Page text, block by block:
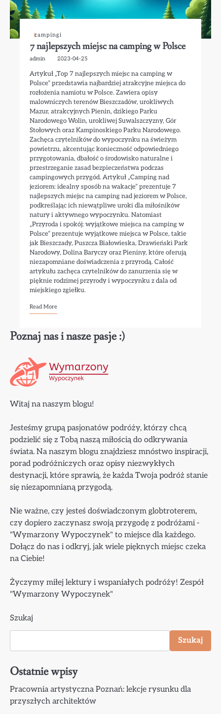
campingi
7 najlepszych miejsc na camping w Polsce
admin 2023-04-25
Artykuł „Top 7 najlepszych miejsc na camping w
Polsce” przedstawia najbardziej atrakcyjne miejsca do
rozłożenia namiotu w Polsce. Zawiera opisy
malowniczych terenów Bieszczadów, urokliwych
Mazur, atrakcyjnych Pienin, dzikiego Parku
Narodowego Wolin, urokliwej Suwalszczyzny, Gór
Stołowych oraz Kampinoskiego Parku Narodowego.
Zachęca czytelników do wypoczynku na świeżym
powietrzu, akcentując konieczność odpowiedniego
przygotowania, dbałość o środowisko naturalne i
przestrzeganie zasad bezpieczeństwa podczas
campingowych przygód. Artykuł „Camping nad
jeziorem: idealny sposób na wakacje” prezentuje 7
najlepszych miejsc na camping nad jeziorem w Polsce,
podkreślając ich niewątpliwe uroki dla miłośników
natury i aktywnego wypoczynku. Natomiast
„Przyroda i spokój: wyjątkowe miejsca na camping w
Polsce” prezentuje wyjątkowe miejsca w Polsce, takie
jak Bieszczady, Puszcza Białowieska, Drawieński Park
Narodowy, Dolina Baryczy oraz Pieniny, które oferują
niezapomniane doświadczenia z przyrodą. Całość
artykułu zachęca czytelników do zanurzenia się w
pięknie rodzimej przyrody i wypoczynku z dala od
miejskiego zgiełku.
Read More
Poznaj nas i nasze pasje :)
Witaj na naszym blogu!
Jesteśmy grupą pasjonatów podróży, którzy chcą
podzielić się z Tobą naszą miłością do odkrywania
świata. Na naszym blogu znajdziesz mnóstwo inspiracji,
porad podróżniczych oraz opisy niezwykłych
destynacji, które sprawią, że każda Twoja podróż stanie
się niezapomnianą przygodą.
Nie ważne, czy jesteś doświadczonym globtroterem,
czy dopiero zaczynasz swoją przygodę z podróżami -
"Wymarzony Wypoczynek" to miejsce dla każdego.
Dołącz do nas i odkryj, jak wiele pięknych miejsc czeka
na Ciebie!
Życzymy miłej lektury i wspaniałych podróży! Zespół
"Wymarzony Wypoczynek"
Szukaj
Szukaj
Ostatnie wpisy
Pracownia artystyczna Poznań: lekcje rysunku dla
przyszłych architektów